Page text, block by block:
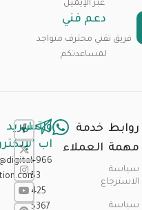
عبر الإيميل
دعم فني
فريق تقني محترف متواجد
لمساعدتكم
روابط
مهمة
سياسة
الاسترجاع
سياسة
خدمة
العملاء
واتس
اب
+966
53
425
5367
البريد